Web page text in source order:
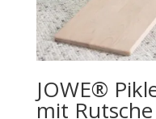
JOWE®
mit